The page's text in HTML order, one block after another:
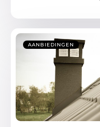
AANBIEDINGEN